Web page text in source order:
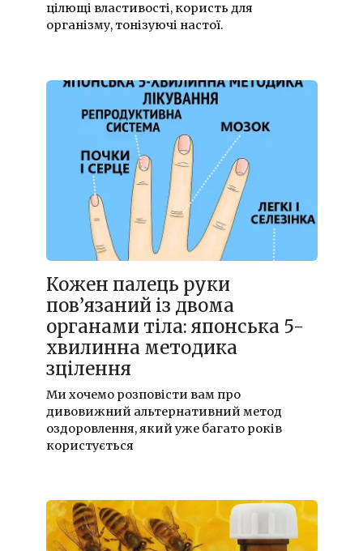
цілющі властивості, користь для
організму, тонізуючі настої.
Кожен палець руки
пов’язаний із двома
органами тіла: японська 5-
хвилинна методика
зцілення
Ми хочемо розповісти вам про
дивовижний альтернативний метод
оздоровлення, який уже багато років
користується